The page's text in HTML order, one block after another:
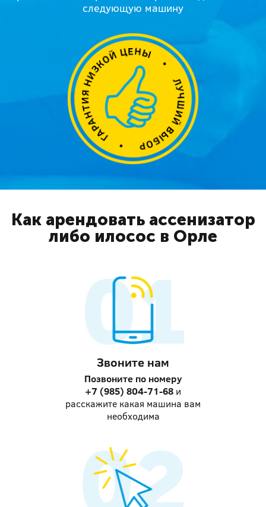
следующую машину
Как арендовать ассенизатор
либо илосос в Орле
Звоните нам
Позвоните по номеру
+7 (985) 804-71-68 и
расскажите какая машина вам
необходима